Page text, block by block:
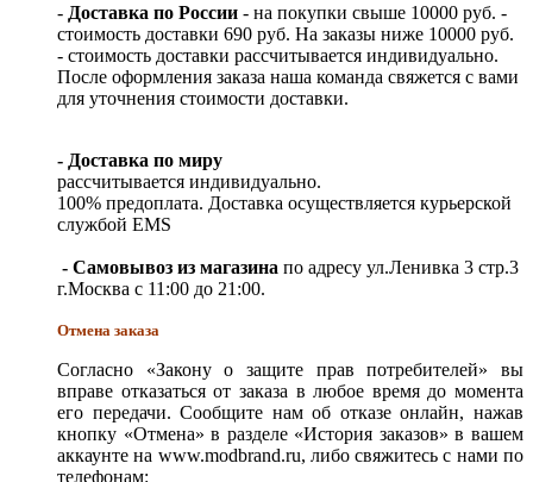
- Доставка по России - на покупки свыше 10000 руб. -
стоимость доставки 690 руб. На заказы ниже 10000 руб.
- стоимость доставки рассчитывается индивидуально.
После оформления заказа наша команда свяжется с вами
для уточнения стоимости доставки.
- Доставка по миру
рассчитывается индивидуально.
100% предоплата. Доставка осуществляется курьерской
службой EMS
- Самовывоз из магазина по адресу ул.Ленивка 3 стр.3
г.Москва с 11:00 до 21:00.
Отмена заказа
Согласно «Закону о защите прав потребителей» вы
вправе отказаться от заказа в любое время до момента
его передачи. Сообщите нам об отказе онлайн, нажав
кнопку «Отмена» в разделе «История заказов» в вашем
аккаунте на www.modbrand.ru, либо свяжитесь с нами по
телефонам: